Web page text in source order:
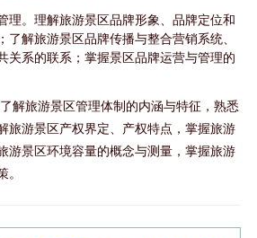
理。理解旅游景区品牌形象、品牌定位和
了解旅游景区品牌传播与整合营销系统、
关系的联系；掌握景区品牌运营与管理的
解旅游景区管理体制的内涵与特征，熟悉
旅游景区产权界定、产权特点，掌握旅游
游景区环境容量的概念与测量，掌握旅游
。